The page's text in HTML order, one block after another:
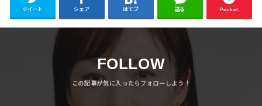
ツイート シェア はてブ 送る Pocket
FOLLOW